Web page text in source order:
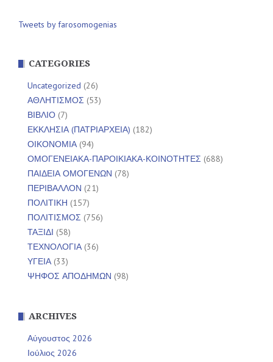
Tweets by farosomogenias
CATEGORIES
Uncategorized (26)
ΑΘΛΗΤΙΣΜΟΣ (53)
ΒΙΒΛΙΟ (7)
ΕΚΚΛΗΣΙΑ (ΠΑΤΡΙΑΡΧΕΙΑ) (182)
ΟΙΚΟΝΟΜΙΑ(94)
ΟΜΟΓΕΝΕΙΑΚΑ-ΠΑΡΟΙΚΙΑΚΑ-ΚΟΙΝΟΤΗΤΕΣ (688)
ΠΑΙΔΕΙΑ ΟΜΟΓΕΝΩΝ (78)
ΠΕΡΙΒΑΛΛΟΝ (21)
ΠΟΛΙΤΙΚΗ (157)
ΠΟΛΙΤΙΣΜΟΣ (756)
ΤΑΞΙΔΙ (58)
ΤΕΧΝΟΛΟΓΙΑ(36)
ΥΓΕΙΑ(33)
ΨΗΦΟΣ ΑΠΟΔΗΜΩΝ (98)
ARCHIVES
Αύγουστος 2026
Ιούλιος 2026